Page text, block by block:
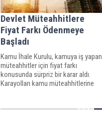
Devlet Müteahhitlere
Fiyat Farkı Ödenmeye
Başladı
Kamu İhale Kurulu, kamuya iş yapan
müteahhitler için fiyat farkı
konusunda sürpriz bir karar aldı.
Karayolları kamu müteahhitlerine